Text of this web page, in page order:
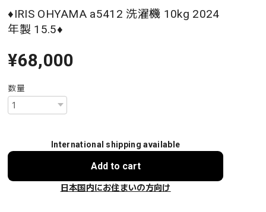
♦️IRIS OHYAMA a5412 洗濯機 10kg 2024
年製 15.5♦️
¥68,000
数量
International shipping available
Add to cart
日本国内にお住まいの方向け